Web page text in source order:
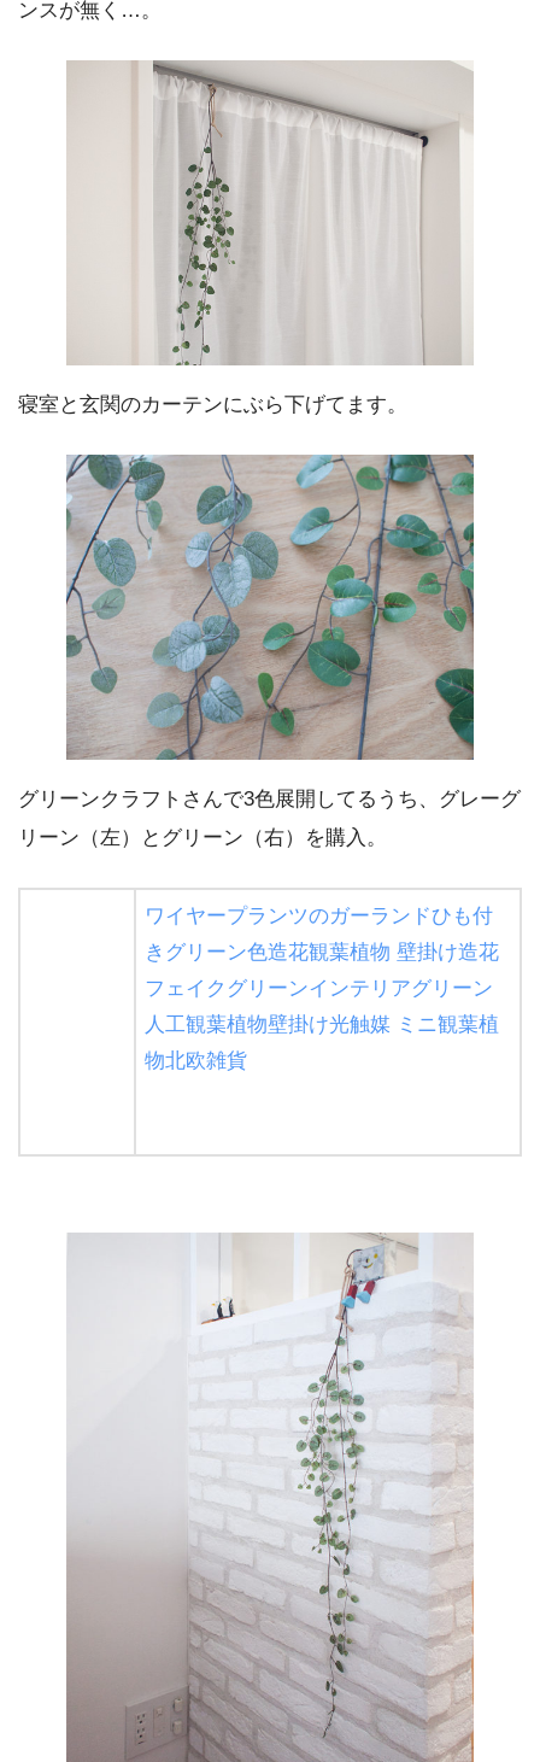
ンスが無く…。
寝室と玄関のカーテンにぶら下げてます。
グリーンクラフトさんで3色展開してるうち、グレーグ
リーン（左）とグリーン（右）を購入。
ワイヤープランツのガーランドひも付
きグリーン色造花観葉植物 壁掛け造花
フェイクグリーンインテリアグリーン
人工観葉植物壁掛け光触媒 ミニ観葉植
物北欧雑貨